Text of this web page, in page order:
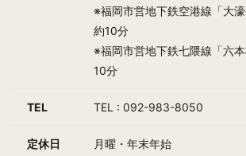
※福岡市営地下鉄空港線「大
約10分
※福岡市営地下鉄七隈線「六
10分
TEL TEL : 092-983-8050
定休日
月曜・年末年始